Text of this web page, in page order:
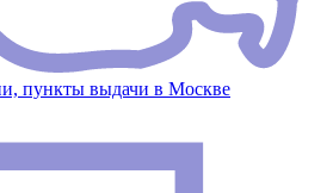
пункты выдачи в Москве